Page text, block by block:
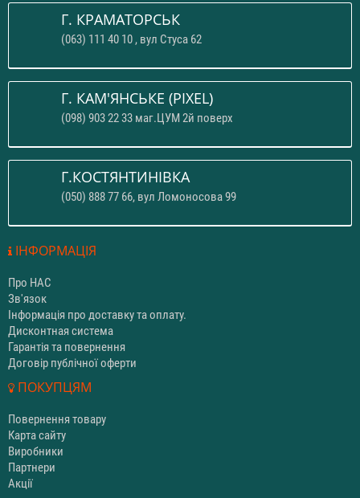
Г. КРАМАТОРСЬК
(063) 111 40 10 , вул Стуса 62
Г. КАМ'ЯНСЬКЕ (PIXEL)
(098) 903 22 33 маг.ЦУМ 2й поверх
Г.КОСТЯНТИНІВКА
(050) 888 77 66, вул Ломоносова 99
ІНФОРМАЦІЯ
Про НАС
Зв'язок
Інформація про доставку та оплату.
Дисконтная система
Гарантія та повернення
Договір публічної оферти
ПОКУПЦЯМ
Повернення товару
Карта сайту
Виробники
Партнери
Акції